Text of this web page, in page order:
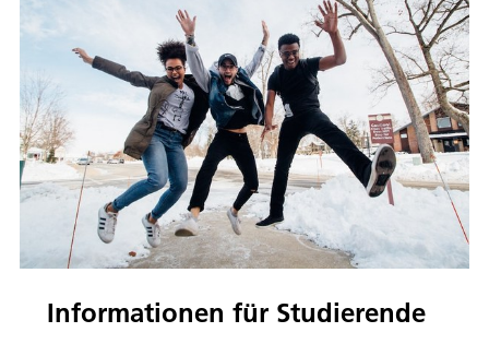
Informationen für Studierende